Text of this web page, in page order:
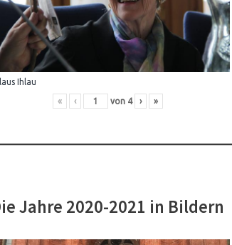
Ihlau
« ‹ von 4 › »
Jahre 2020-2021 in Bildern